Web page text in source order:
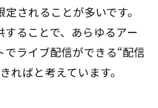
されることが多いです。
することで、あらゆるアー
でライブ配信ができる“配信
ればと考えています。